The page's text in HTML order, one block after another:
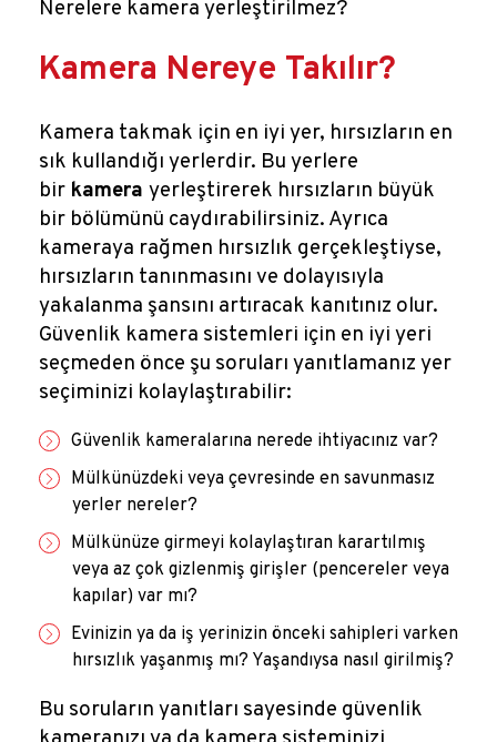
Nerelere kamera yerleştirilmez?
Kamera Nereye Takılır?
Kamera takmak için en iyi yer, hırsızların en
sık kullandığı yerlerdir. Bu yerlere
bir kamera yerleştirerek hırsızların büyük
bir bölümünü caydırabilirsiniz. Ayrıca
kameraya rağmen hırsızlık gerçekleştiyse,
hırsızların tanınmasını ve dolayısıyla
yakalanma şansını artıracak kanıtınız olur.
Güvenlik kamera sistemleri için en iyi yeri
seçmeden önce şu soruları yanıtlamanız yer
seçiminizi kolaylaştırabilir:
Güvenlik kameralarına nerede ihtiyacınız var?
Mülkünüzdeki veya çevresinde en savunmasız
yerler nereler?
Mülkünüze girmeyi kolaylaştıran karartılmış
veya az çok gizlenmiş girişler (pencereler veya
kapılar) var mı?
Evinizin ya da iş yerinizin önceki sahipleri varken
hırsızlık yaşanmış mı? Yaşandıysa nasıl girilmiş?
Bu soruların yanıtları sayesinde güvenlik